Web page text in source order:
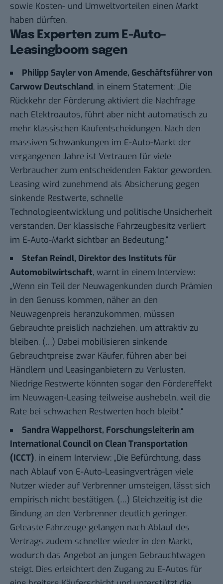
sowie Kosten- und Umweltvorteilen einen Markt
haben dürften.
Was Experten zum E-Auto-
Leasingboom sagen
Philipp Sayler von Amende, Geschäftsführer von
Carwow Deutschland, in einem Statement: „Die
Rückkehr der Förderung aktiviert die Nachfrage
nach Elektroautos, führt aber nicht automatisch zu
mehr klassischen Kaufentscheidungen. Nach den
massiven Schwankungen im E-Auto-Markt der
vergangenen Jahre ist Vertrauen für viele
Verbraucher zum entscheidenden Faktor geworden.
Leasing wird zunehmend als Absicherung gegen
sinkende Restwerte, schnelle
Technologieentwicklung und politische Unsicherheit
verstanden. Der klassische Fahrzeugbesitz verliert
im E-Auto-Markt sichtbar an Bedeutung.“
Stefan Reindl, Direktor des Instituts für
Automobilwirtschaft, warnt in einem Interview:
„Wenn ein Teil der Neuwagenkunden durch Prämien
in den Genuss kommen, näher an den
Neuwagenpreis heranzukommen, müssen
Gebrauchte preislich nachziehen, um attraktiv zu
bleiben. (…) Dabei mobilisieren sinkende
Gebrauchtpreise zwar Käufer, führen aber bei
Händlern und Leasinganbietern zu Verlusten.
Niedrige Restwerte könnten sogar den Fördereffekt
im Neuwagen-Leasing teilweise aushebeln, weil die
Rate bei schwachen Restwerten hoch bleibt.“
Sandra Wappelhorst, Forschungsleiterin am
International Council on Clean Transportation
(ICCT), in einem Interview: „Die Befürchtung, dass
nach Ablauf von E-Auto-Leasingverträgen viele
Nutzer wieder auf Verbrenner umsteigen, lässt sich
empirisch nicht bestätigen. (…) Gleichzeitig ist die
Bindung an den Verbrenner deutlich geringer.
Geleaste Fahrzeuge gelangen nach Ablauf des
Vertrags zudem schneller wieder in den Markt,
wodurch das Angebot an jungen Gebrauchtwagen
steigt. Dies erleichtert den Zugang zu E-Autos für